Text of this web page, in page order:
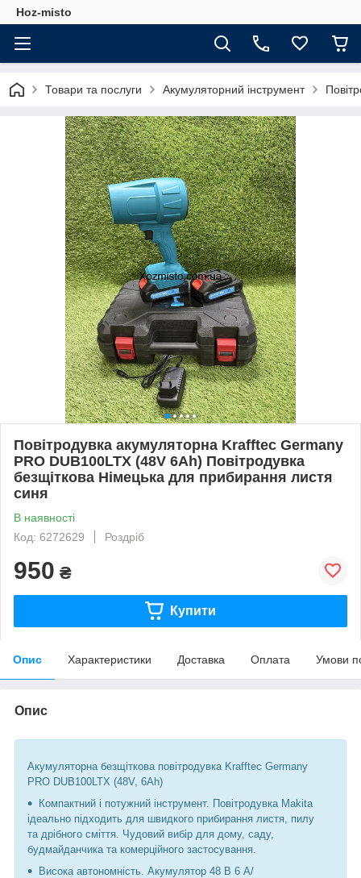
Hoz-misto
Товари та послуги Акумуляторний інструмент
Повітродувка акумуляторна Krafftec Germany
PRO DUB100LTX (48V 6Ah) Повітродувка
безщіткова Німецька для прибирання листя
синя
В наявності
Код: 6272629
Роздріб
950 ₴
Купити
Опис Характеристики Доставка Оплата Умови
Опис
Акумуляторна безщіткова повітродувка Krafftec Germany
PRO DUB100LTX (48V, 6Ah)
Компактний і потужний інструмент. Повітродувка Makita
ідеально підходить для швидкого прибирання листя, пилу
та дрібного сміття. Чудовий вибір для дому, саду,
будмайданчика та комерційного застосування.
Висока автономність. Акумулятор 48 В 6 А/